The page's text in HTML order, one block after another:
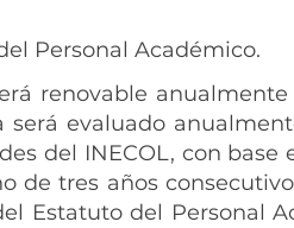
Personal Académico.
renovable
evaluado
del INECOL, con base
de tres años
Estatuto del Personal